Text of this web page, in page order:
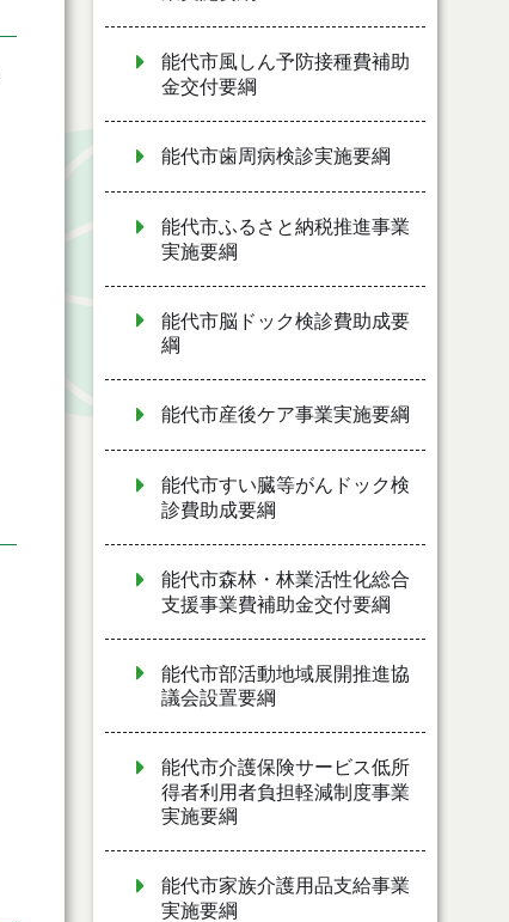
能代市風しん予防接種費補助
金交付要綱
能代市歯周病検診実施要綱
能代市ふるさと納税推進事業
実施要綱
能代市脳ドック検診費助成要
綱
能代市産後ケア事業実施要綱
能代市すい臓等がんドック検
診費助成要綱
能代市森林・林業活性化総合
支援事業費補助金交付要綱
能代市部活動地域展開推進協
議会設置要綱
能代市介護保険サービス低所
得者利用者負担軽減制度事業
実施要綱
能代市家族介護用品支給事業
実施要綱